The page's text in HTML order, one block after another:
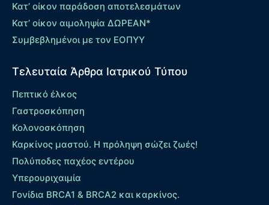
Κατ’ οίκον παράδοση αποτελεσμάτων
Κατ’ οίκον αιμοληψία ΔΩΡΕΑΝ*
Συμβεβλημένοι με τον ΕΟΠΥΥ
Τελευταία Άρθρα Ιατρικού Τύπου
Πεπτικό έλκος
Γαστροσκόπηση
Κολονοσκόπηση
Καρκίνος μαστού. Η πρόληψη σώζει ζωές!
Πολύποδες παχέος εντέρου
Yπερουριχαιμία
Γονίδια BRCA1 & BRCA2 και καρκίνος.